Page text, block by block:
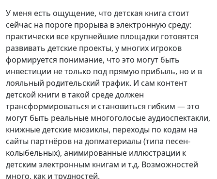
У меня есть ощущение, что детская книга стоит
сейчас на пороге прорыва в электронную среду:
практически все крупнейшие площадки готовятся
развивать детские проекты, у многих игроков
формируется понимание, что это могут быть
инвестиции не только под прямую прибыль, но и в
лояльный родительский трафик. И сам контент
детской книги в такой среде должен
трансформироваться и становиться гибким — это
могут быть реальные многоголосые аудиоспектакли,
книжные детские мюзиклы, переходы по кодам на
сайты партнёров на допматериалы (типа песен-
колыбельных), анимированные иллюстрации к
детским электронным книгам и т.д. Возможностей
много, как и трудностей.